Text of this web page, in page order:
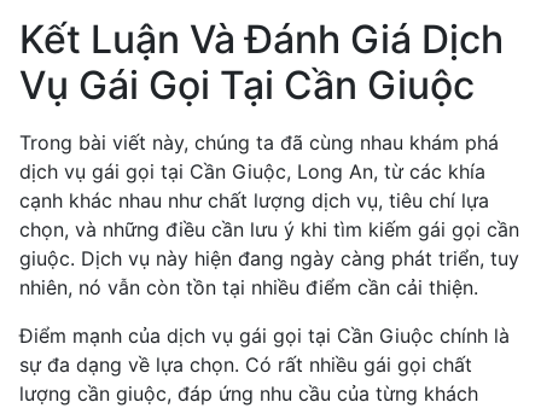
Kết Luận Và Đánh Giá Dịch
Vụ Gái Gọi Tại Cần Giuộc
Trong bài viết này, chúng ta đã cùng nhau khám phá
dịch vụ gái gọi tại Cần Giuộc, Long An, từ các khía
cạnh khác nhau như chất lượng dịch vụ, tiêu chí lựa
chọn, và những điều cần lưu ý khi tìm kiếm gái gọi cần
giuộc. Dịch vụ này hiện đang ngày càng phát triển, tuy
nhiên, nó vẫn còn tồn tại nhiều điểm cần cải thiện.
Điểm mạnh của dịch vụ gái gọi tại Cần Giuộc chính là
sự đa dạng về lựa chọn. Có rất nhiều gái gọi chất
lượng cần giuộc, đáp ứng nhu cầu của từng khách